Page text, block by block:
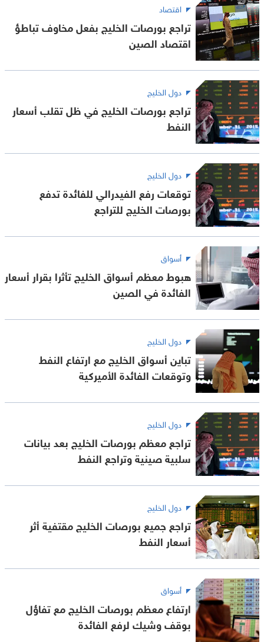
اقتصاد
تراجع بورصات الخليج بفعل مخاوف تباطؤ
اقتصاد الصين
دول الخليج
تراجع بورصات الخليج في ظل تقلب أسعار
النفط
دول الخليج
توقعات رفع الفيدرالي للفائدة تدفع
بورصات الخليج للتراجع
أسواق
هبوط معظم أسواق الخليج تأثرا بقرار أسعار
الفائدة في الصين
دول الخليج
تباين أسواق الخليج مع ارتفاع النفط
وتوقعات الفائدة الأميركية
دول الخليج
تراجع معظم بورصات الخليج بعد بيانات
سلبية صينية وتراجع النفط
دول الخليج
تراجع جميع بورصات الخليج مقتفية أثر
أسعار النفط
أسواق
ارتفاع معظم بورصات الخليج مع تفاؤل
بوقف وشيك لرفع الفائدة